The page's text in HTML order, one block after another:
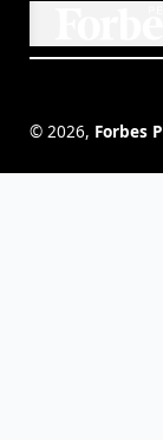
© 2026, Forbes